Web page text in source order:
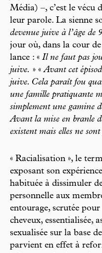
Média) –, c’est le vécu
leur parole. La sienne
devenue juive à l’âge de
jour où, dans la cour de
lance : « Il ne faut pas
juive. » «Avant cet
juive. Cela paraît fou
une famille pratiquante
simplement une gamine
Avant la mise en branle
existent mais elles ne sont
« Racialisation », le
exposant son
habituée à dissimuler
personnelle aux
entourage, scrutée
cheveux, essentialisée,
sexualisée sur la base
parvient en effet à